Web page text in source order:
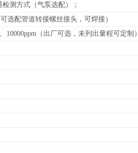
测方式（气泵选配）；
选配管道转接螺丝接头，可焊接）
10000ppm （ 出厂可选，未列出量程可定制）